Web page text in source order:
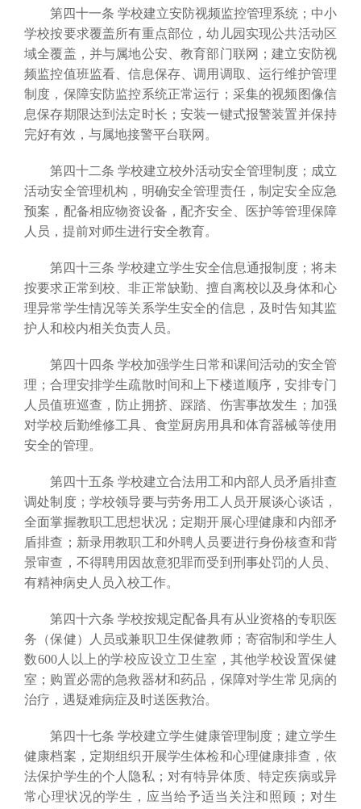
第四十一条 学校建立安防视频监控管理系统；中小
学校按要求覆盖所有重点部位，幼儿园实现公共活动区
域全覆盖，并与属地公安、教育部门联网；建立安防视
频监控值班监看、信息保存、调用调取、运行维护管理
制度，保障安防监控系统正常运行；采集的视频图像信
息保存期限达到法定时长；安装一键式报警装置并保持
完好有效，与属地接警平台联网。
第四十二条 学校建立校外活动安全管理制度；成立
活动安全管理机构，明确安全管理责任，制定安全应急
预案，配备相应物资设备，配齐安全、医护等管理保障
人员，提前对师生进行安全教育。
第四十三条 学校建立学生安全信息通报制度；将未
按要求正常到校、非正常缺勤、擅自离校以及身体和心
理异常学生情况等关系学生安全的信息，及时告知其监
护人和校内相关负责人员。
第四十四条 学校加强学生日常和课间活动的安全管
理；合理安排学生疏散时间和上下楼道顺序，安排专门
人员值班巡查，防止拥挤、踩踏、伤害事故发生；加强
对学校后勤维修工具、食堂厨房用具和体育器械等使用
安全的管理。
第四十五条 学校建立合法用工和内部人员矛盾排查
调处制度；学校领导要与劳务用工人员开展谈心谈话，
全面掌握教职工思想状况；定期开展心理健康和内部矛
盾排查；新录用教职工和外聘人员要进行身份核查和背
景审查，不得聘用因故意犯罪而受到刑事处罚的人员、
有精神病史人员入校工作。
第四十六条 学校按规定配备具有从业资格的专职医
务（保健）人员或兼职卫生保健教师；寄宿制和学生人
数600人以上的学校应设立卫生室，其他学校设置保健
室；购置必需的急救器材和药品，保障对学生常见病的
治疗，遇疑难病症及时送医救治。
第四十七条 学校建立学生健康管理制度；建立学生
健康档案，定期组织开展学生体检和心理健康排查，依
法保护学生的个人隐私；对有特异体质、特定疾病或异
常心理状况的学生，应当给予适当关注和照顾；对生